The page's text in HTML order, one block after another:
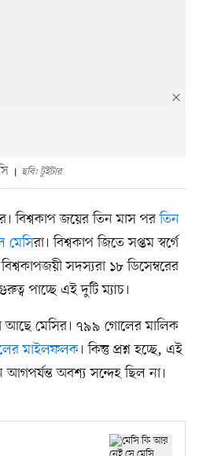
ছবি: টুইটার
বিশ্বকাপ জয়ের তিন মাস পরতিন
মেসিরা। বিশ্বকাপ জিতে সপ্তম স্বর্গে
সদস্যরা ১৮ ডিসেম্বরের
পাচ্ছে এই দুটি ম্যাচ।
আছে মেসির। ৭৯৯ গোলের মালিক
মাইলফলক। কিন্তু প্রশ্ন হচ্ছে, এই
অবশ্য সন্দেহ ছিল না।